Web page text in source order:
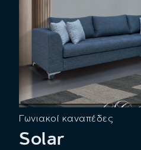
Γωνιακοί καναπέδες
Solar